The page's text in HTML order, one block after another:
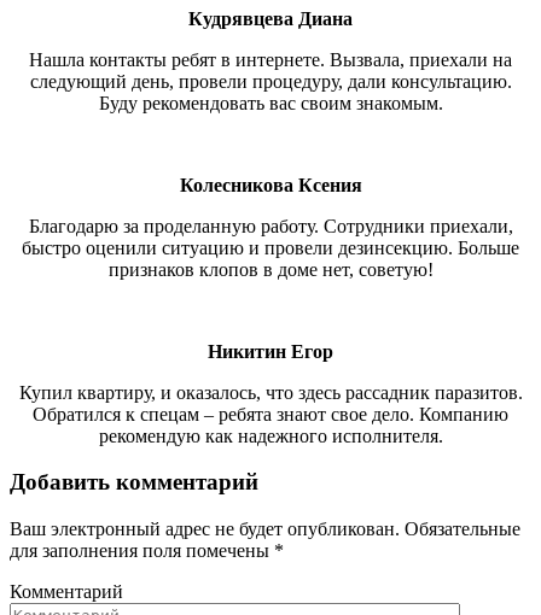
Кудрявцева Диана
Нашла контакты ребят в интернете. Вызвала, приехали на
следующий день, провели процедуру, дали консультацию.
Буду рекомендовать вас своим знакомым.
Колесникова Ксения
Благодарю за проделанную работу. Сотрудники приехали,
быстро оценили ситуацию и провели дезинсекцию. Больше
признаков клопов в доме нет, советую!
Никитин Егор
Купил квартиру, и оказалось, что здесь рассадник паразитов.
Обратился к спецам – ребята знают свое дело. Компанию
рекомендую как надежного исполнителя.
Добавить комментарий
Ваш электронный адрес не будет опубликован. Обязательные
для заполнения поля помечены *
Комментарий